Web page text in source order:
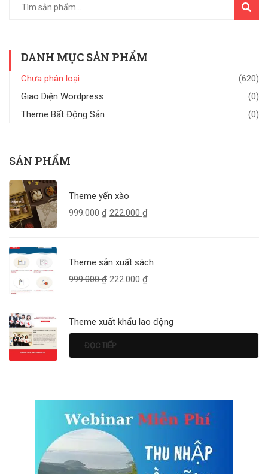
TÌM
DANH MỤC SẢN PHẨM
Chưa phân loại
(620)
Giao Diện Wordpress
(0)
Theme Bất Động Sản
(0)
SẢN PHẨM
Theme yến xào
999.000₫ 222.000 ₫
Theme sản xuất sách
999.000₫ 222.000 ₫
Theme xuất khẩu lao động
ĐỌC TIẾP